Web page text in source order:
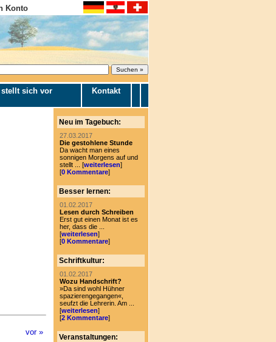
Konto
stellt sich vor Kontakt
vor »
Neu im Tagebuch:
27.03.2017
Die gestohlene Stunde
Da wacht man eines
sonnigen Morgens auf und
stellt ... [weiterlesen]
[0 Kommentare]
Besser lernen:
01.02.2017
Lesen durch Schreiben
Erst gut einen Monat ist es
her, dass die ...
[weiterlesen]
[0 Kommentare]
Schriftkultur:
01.02.2017
Wozu Handschrift?
»Da sind wohl Hühner
spazierengegangen«,
seufzt die Lehrerin. Am ...
[weiterlesen]
[2 Kommentare]
Veranstaltungen: